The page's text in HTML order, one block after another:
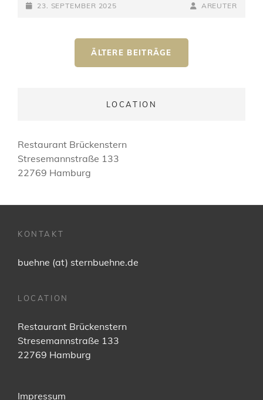
POSTED-
23. SEPTEMBER 2025
BY
BYLINE
AREUTER
Beitragsnavigation
ÄLTERE BEITRÄGE
LOCATION
Restaurant Brückenstern
Stresemannstraße 133
22769 Hamburg
KONTAKT
buehne (at) sternbuehne.de
LOCATION
Restaurant Brückenstern
Stresemannstraße 133
22769 Hamburg
Impressum